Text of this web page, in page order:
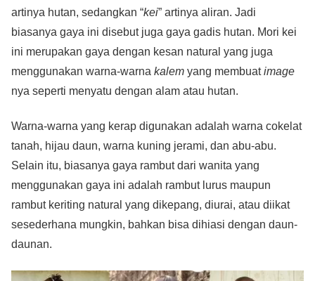
artinya hutan, sedangkan “kei” artinya aliran. Jadi
biasanya gaya ini disebut juga gaya gadis hutan. Mori kei
ini merupakan gaya dengan kesan natural yang juga
menggunakan warna-warna kalem yang membuatimage
nya seperti menyatu dengan alam atau hutan.
Warna-warna yang kerap digunakan adalah warna cokelat
tanah, hijau daun, warna kuning jerami, dan abu-abu.
Selain itu, biasanya gaya rambut dari wanita yang
menggunakan gaya ini adalah rambut lurus maupun
rambut keriting natural yang dikepang, diurai, atau diikat
sesederhana mungkin, bahkan bisa dihiasi dengan daun-
daunan.